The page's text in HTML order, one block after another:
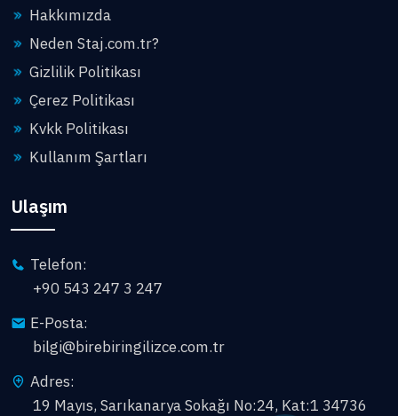
Hakkımızda
Neden Staj.com.tr?
Gizlilik Politikası
Çerez Politikası
Kvkk Politikası
Kullanım Şartları
Ulaşım
Telefon:
+90 543 247 3 247
E-Posta:
bilgi@birebiringilizce.com.tr
Adres:
19 Mayıs, Sarıkanarya Sokağı No:24, Kat:1 34736